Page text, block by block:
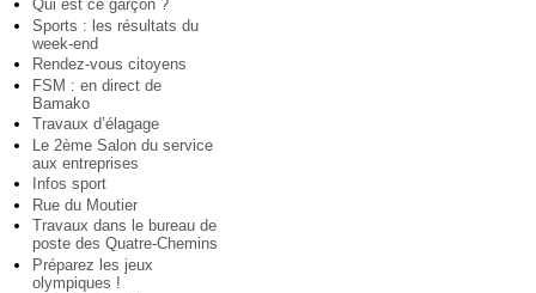
Qui est ce garçon ?
Sports : les résultats du
week-end
Rendez-vous citoyens
FSM : en direct de
Bamako
Travaux d’élagage
Le 2ème Salon du service
aux entreprises
Infos sport
Rue du Moutier
Travaux dans le bureau de
poste des Quatre-Chemins
Préparez les jeux
olympiques !